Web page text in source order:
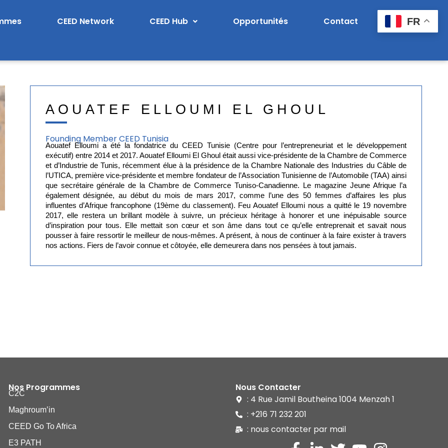
CEED Network CEED Hub Opportunités Contact
AOUATEF ELLOUMI EL GHOUL
Founding Member CEED Tunisia
Aouatef Elloumi a été la fondatrice du CEED Tunisie (Centre pour l’entrepreneuriat et le développement
exécutif) entre 2014 et 2017. Aouatef Elloumi El Ghoul était aussi vice-présidente de la Chambre de Commerce
et d’Industrie de Tunis, récemment élue à la présidence de la Chambre Nationale des Industries du Câble de
l’UTICA, première vice-présidente et membre fondateur de l’Association Tunisienne de l’Automobile (TAA) ainsi
que secrétaire générale de la Chambre de Commerce Tuniso-Canadienne. Le magazine Jeune Afrique l’a
également désignée, au début du mois de mars 2017, comme l’une des 50 femmes d’affaires les plus
influentes d’Afrique francophone (19ème du classement). Feu Aouatef Elloumi nous a quitté le 19 novembre
2017, elle restera un brillant modèle à suivre, un précieux héritage à honorer et une inépuisable source
d’inspiration pour tous. Elle mettait son cœur et son âme dans tout ce qu’elle entreprenait et savait nous
pousser à faire ressortir le meilleur de nous-mêmes. A présent, à nous de continuer à la faire exister à travers
nos actions. Fiers de l’avoir connue et côtoyée, elle demeurera dans nos pensées à tout jamais.
Nos Programmes
C2C
Maghroum’in
CEED Go To Africa
E3 PATH
Nous Contacter
: 4 Rue Jamil Boutheina 1004 Menzah 1
: +216 71 232 201
: nous contacter par mail
FR